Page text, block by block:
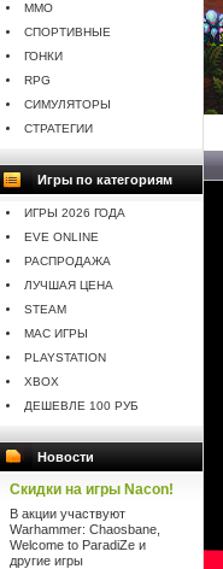
MMO
СПОРТИВНЫЕ
ГОНКИ
RPG
СИМУЛЯТОРЫ
СТРАТЕГИИ
Игры по категориям
ИГРЫ 2026 ГОДА
EVE ONLINE
РАСПРОДАЖА
ЛУЧШАЯ ЦЕНА
STEAM
MAC ИГРЫ
PLAYSTATION
XBOX
ДЕШЕВЛЕ 100 РУБ
Новости
Скидки на игры Nacon!
В акции участвуют
Warhammer: Chaosbane,
Welcome to ParadiZe и
другие игры